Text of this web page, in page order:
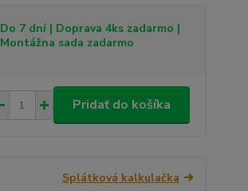
Do 7 dní | Doprava 4ks zadarmo |
Montážna sada zadarmo
Pridať do košíka
Splátková kalkulačka